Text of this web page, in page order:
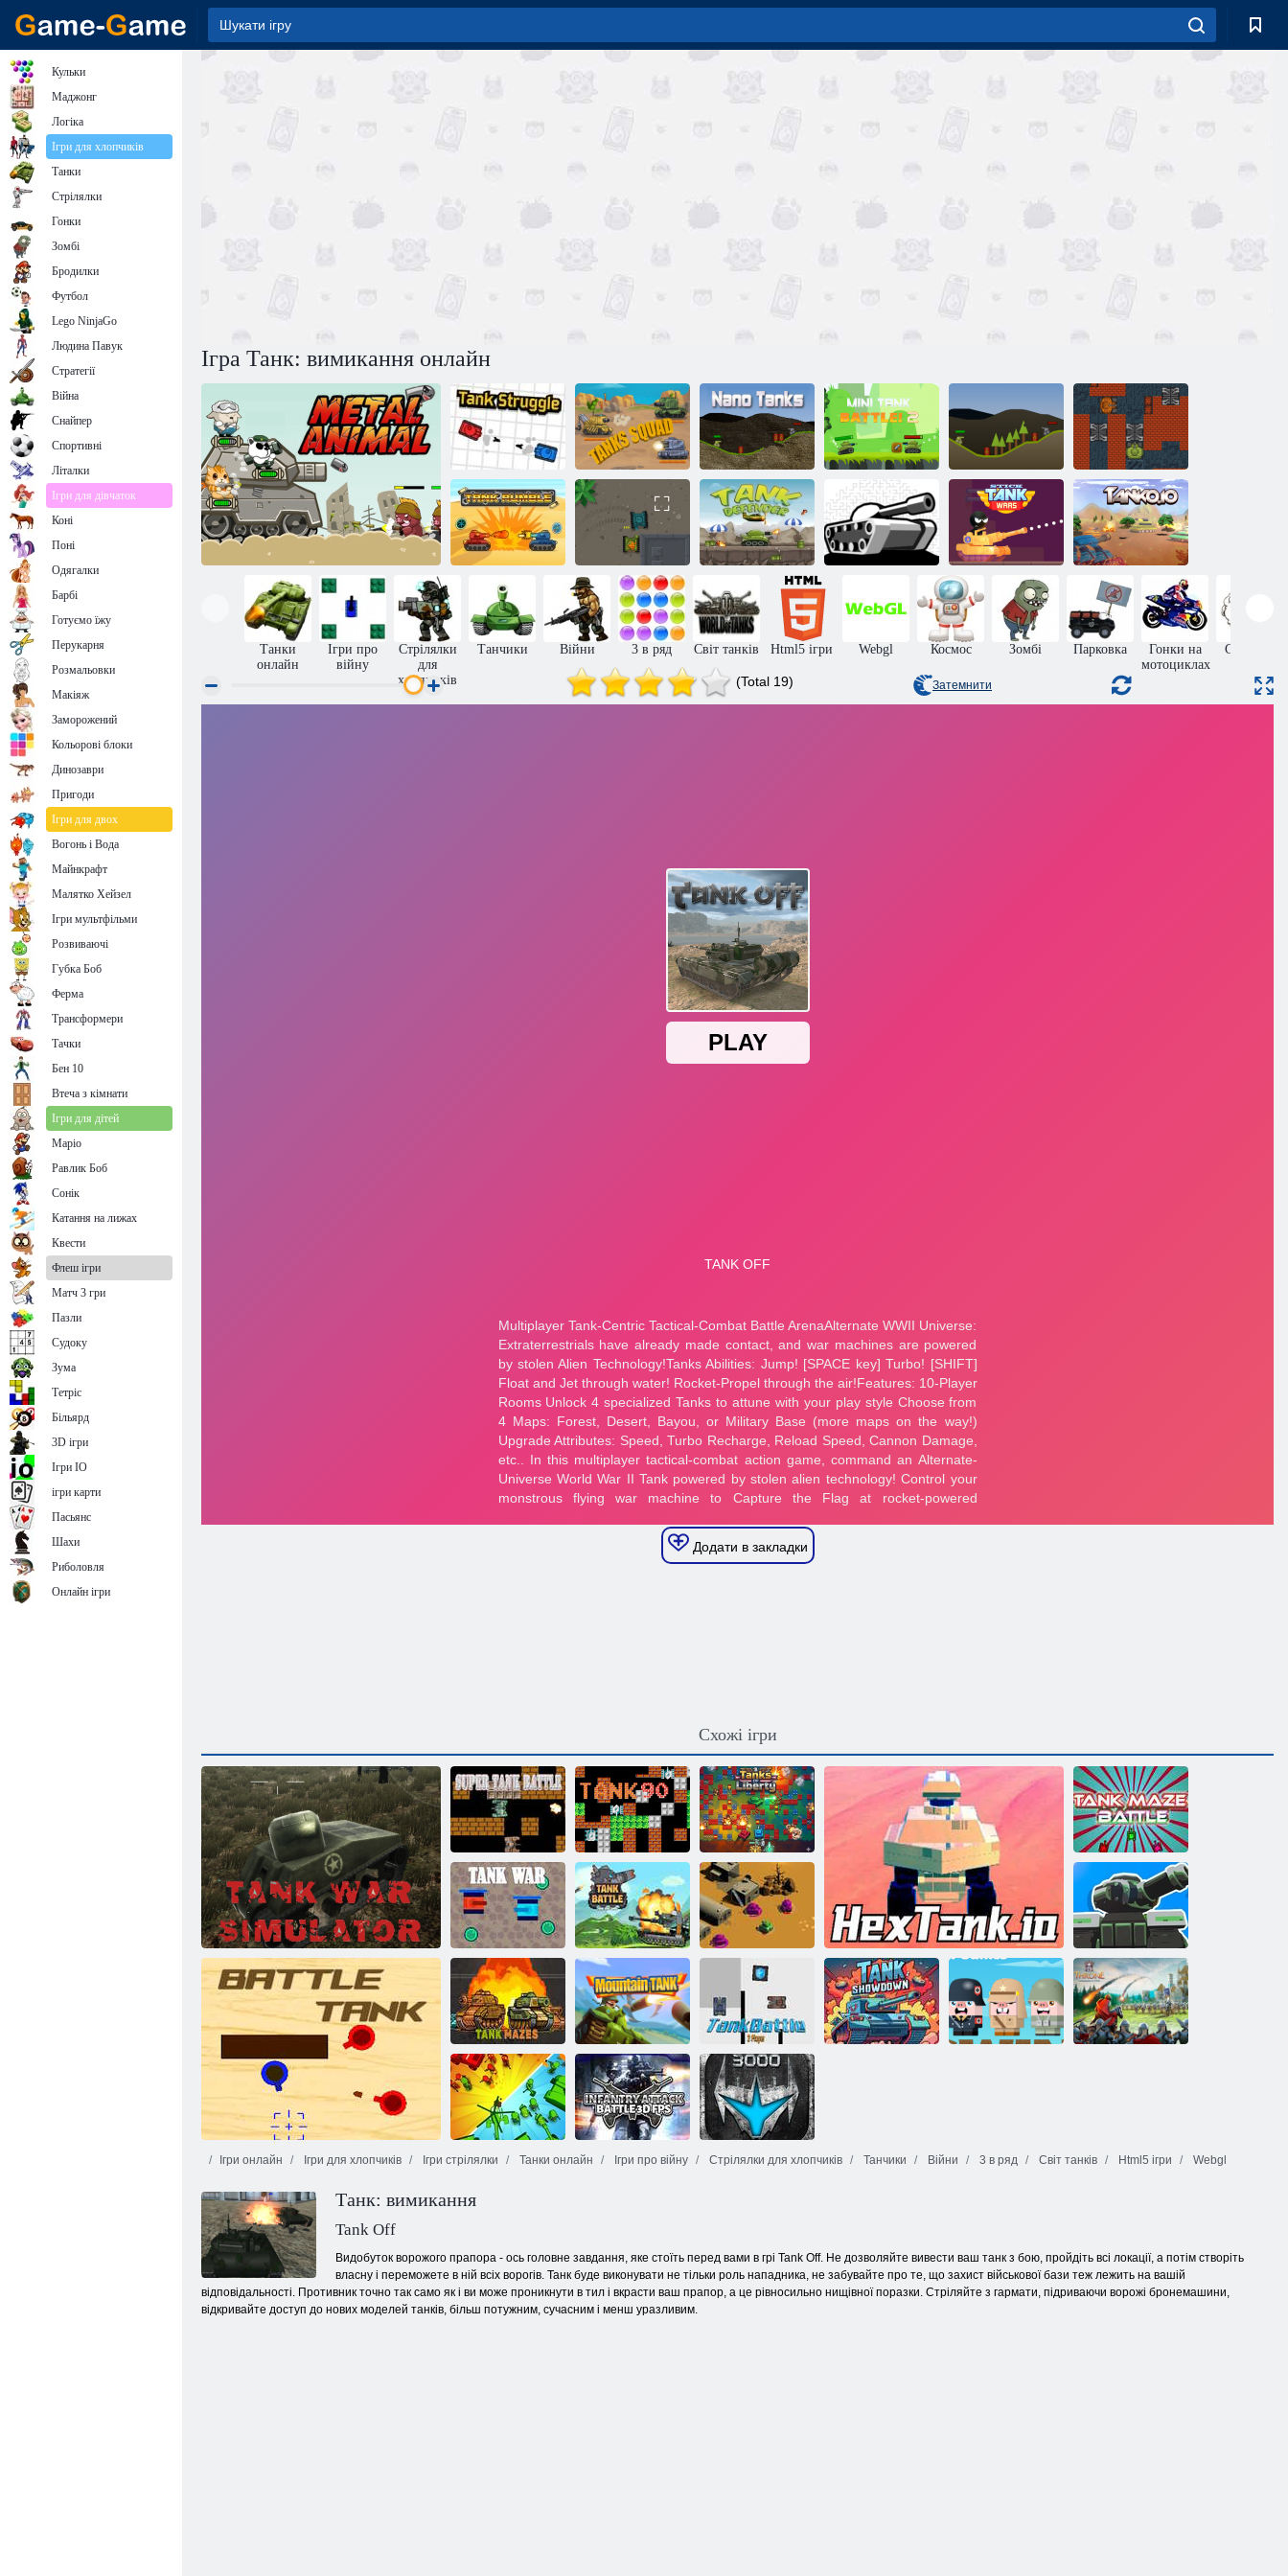
Ігра Танк: вимикання онлайн
Танкова
боротьба
Загін танків Нано танки
Міні-танкова
битва 2
Міні-танкова
битва
Танкові війни
Гуркіт танків Танкова арена Захист танка
Стікмен:
Танкові війни
Танк. ио
Танки
онлайн
Ігри про
війну
Стрілялки
для
хлопчиків
Танчики Війни 3 в ряд Світ танків Html5 ігри Webgl Космос Зомбі Парковка
Гонки на
мотоциклах
Стрибки
(Total 19) Затемнити
Додати в закладки
Схожі ігри
Симулятор військового танка
Супер танкова
битва
Танк 1990 Танки Свободи
Битва у
танковому
лабіринті
Танкова війна
для двох
гравців
Танковий бій
Танкова війна
Танкова битва
Танки
Королівський
танк
Танкові
лабіринти
Гірський танк
Танковий бій на
двох
зіткнення армій
Ігри онлайн Ігри для хлопчиків Ігри стрілялки Танки онлайн Ігри про війну Стрілялки для хлопчиків Танчики Війни 3 в ряд Світ танків Html5 ігри Webgl
Танк: вимикання
Tank Off
Видобуток ворожого прапора - ось головне завдання, яке стоїть перед вами в грі Tank Off. Не дозволяйте вивести ваш танк з бою, пройдіть всі локації, а потім створіть
власну і переможете в ній всіх ворогів. Танк буде виконувати не тільки роль нападника, не забувайте про те, що захист військової бази теж лежить на вашій
відповідальності. Противник точно так само як і ви може проникнути в тил і вкрасти ваш прапор, а це рівносильно нищівної поразки. Стріляйте з гармати, підриваючи ворожі бронемашини,
відкривайте доступ до нових моделей танків, більш потужним, сучасним і менш уразливим.
Кульки
Маджонг
Логіка
Ігри для хлопчиків
Танки
Стрілялки
Гонки
Зомбі
Бродилки
Футбол
Lego NinjaGo
Людина Павук
Стратегії
Війна
Снайпер
Спортивні
Літалки
Ігри для дівчаток
Коні
Поні
Одягалки
Барбі
Готуємо їжу
Перукарня
Розмальовки
Макіяж
Заморожений
Кольорові блоки
Динозаври
Пригоди
Ігри для двох
Вогонь і Вода
Майнкрафт
Малятко Хейзел
Ігри мультфільми
Розвиваючі
Губка Боб
Ферма
Трансформери
Тачки
Бен 10
Втеча з кімнати
Ігри для дітей
Маріо
Равлик Боб
Сонік
Катання на лижах
Квести
Флеш ігри
Матч 3 гри
Пазли
Судоку
Зума
Тетріс
Більярд
3D ігри
Ігри IO
ігри карти
Пасьянс
Шахи
Риболовля
Онлайн ігри